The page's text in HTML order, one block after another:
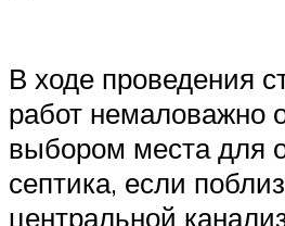
В ходе проведения
работ немаловажно
выбором места для
септика, если
центральной